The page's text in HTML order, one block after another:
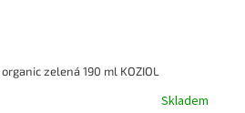
zelená 190 ml KOZIOL
Skladem